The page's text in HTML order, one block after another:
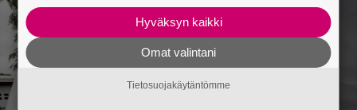
Hyväksyn kaikki
Omat valintani
Tietosuojakäytäntömme